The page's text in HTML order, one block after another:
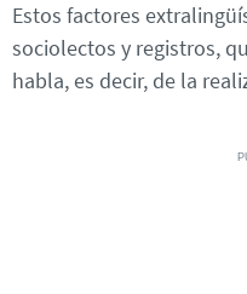
Estos factores
sociolectos y registros,
habla, es decir, de la